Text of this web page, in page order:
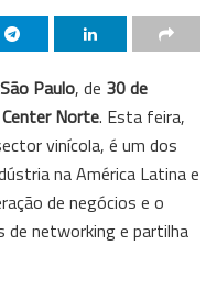
Paulo, de 30 de
Norte. Esta feira,
vinícola, é um dos
na América Latina e
de negócios e o
networking e partilha